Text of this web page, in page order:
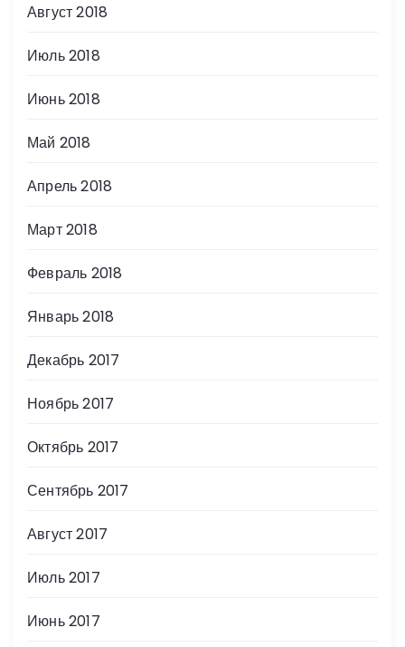
Август 2018
Июль 2018
Июнь 2018
Май 2018
Апрель 2018
Март 2018
Февраль 2018
Январь 2018
Декабрь 2017
Ноябрь 2017
Октябрь 2017
Сентябрь 2017
Август 2017
Июль 2017
Июнь 2017